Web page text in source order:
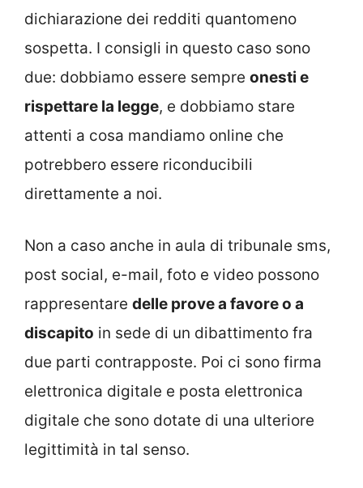
dichiarazione dei redditi quantomeno
sospetta. I consigli in questo caso sono
due: dobbiamo essere sempre onesti e
rispettare la legge, e dobbiamo stare
attenti a cosa mandiamo online che
potrebbero essere riconducibili
direttamente a noi.
Non a caso anche in aula di tribunale sms,
post social, e-mail, foto e video possono
rappresentare delle prove a favore o a
discapito in sede di un dibattimento fra
due parti contrapposte. Poi ci sono firma
elettronica digitale e posta elettronica
digitale che sono dotate di una ulteriore
legittimità in tal senso.